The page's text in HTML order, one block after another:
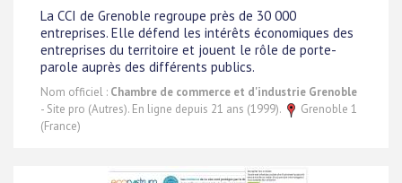
La CCI de Grenoble regroupe près de 30 000
entreprises. Elle défend les intérêts économiques des
entreprises du territoire et jouent le rôle de porte-
parole auprès des différents publics.
Nom officiel : Chambre de commerce et d'industrie Grenoble
- Site pro (Autres). En ligne depuis 21 ans (1999).
Grenoble 1
(France)